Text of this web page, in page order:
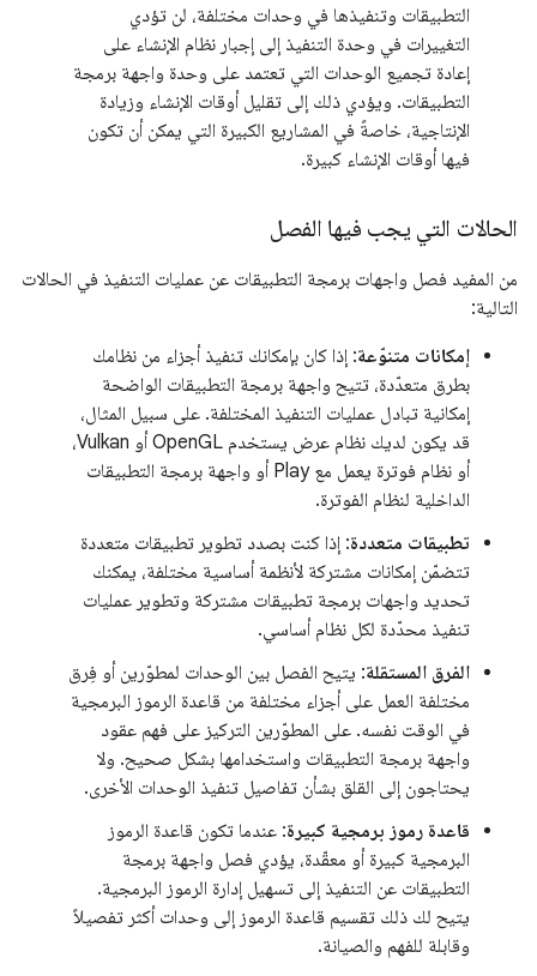
التطبيقات وتنفيذها في وحدات مختلفة، لن تؤدي
التغييرات في وحدة التنفيذ إلى إجبار نظام الإنشاء على
إعادة تجميع الوحدات التي تعتمد على وحدة واجهة برمجة
التطبيقات. ويؤدي ذلك إلى تقليل أوقات الإنشاء وزيادة
الإنتاجية، خاصةً في المشاريع الكبيرة التي يمكن أن تكون
فيها أوقات الإنشاء كبيرة.
الحالات التي يجب فيها الفصل
من المفيد فصل واجهات برمجة التطبيقات عن عمليات التنفيذ في الحالات
التالية:
إمكانات متنوّعة: إذا كان بإمكانك تنفيذ أجزاء من نظامك
بطرق متعدّدة، تتيح واجهة برمجة التطبيقات الواضحة
إمكانية تبادل عمليات التنفيذ المختلفة. على سبيل المثال،
قد يكون لديك نظام عرض يستخدم OpenGL أو Vulkan،
أو نظام فوترة يعمل مع Play أو واجهة برمجة التطبيقات
الداخلية لنظام الفوترة.
تطبيقات متعددة: إذا كنت بصدد تطوير تطبيقات متعددة
تتضمّن إمكانات مشتركة لأنظمة أساسية مختلفة، يمكنك
تحديد واجهات برمجة تطبيقات مشتركة وتطوير عمليات
تنفيذ محدّدة لكل نظام أساسي.
الفرق المستقلة: يتيح الفصل بين الوحدات لمطوّرين أو فِرق
مختلفة العمل على أجزاء مختلفة من قاعدة الرموز البرمجية
في الوقت نفسه. على المطوّرين التركيز على فهم عقود
واجهة برمجة التطبيقات واستخدامها بشكل صحيح. ولا
يحتاجون إلى القلق بشأن تفاصيل تنفيذ الوحدات الأخرى.
قاعدة رموز برمجية كبيرة: عندما تكون قاعدة الرموز
البرمجية كبيرة أو معقّدة، يؤدي فصل واجهة برمجة
التطبيقات عن التنفيذ إلى تسهيل إدارة الرموز البرمجية.
يتيح لك ذلك تقسيم قاعدة الرموز إلى وحدات أكثر تفصيلاً
وقابلة للفهم والصيانة.